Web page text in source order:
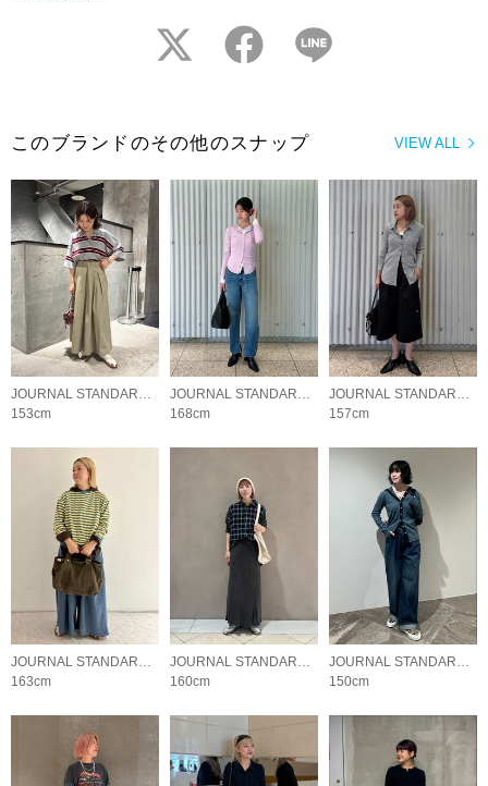
twitter facebook
VIEW ALL
このブランドのその他のスナップ
JOURNAL STANDARD LADYS
153cm
JOURNAL STANDARD LADYS
168cm
JOURNAL STANDARD LADYS
157cm
JOURNAL STANDARD LADYS
163cm
JOURNAL STANDARD LADYS
160cm
JOURNAL STANDARD LADYS
150cm